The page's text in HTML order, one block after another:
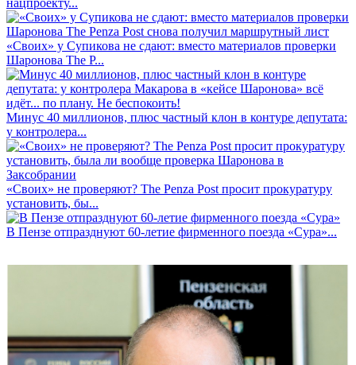
нацпроекту...
«Своих» у Супикова не сдают: вместо материалов проверки
Шаронова The P...
Минус 40 миллионов, плюс частный клон в контуре депутата:
у контролера...
«Своих» не проверяют? The Penza Post просит прокуратуру
установить, бы...
В Пензе отпразднуют 60-летие фирменного поезда «Сура»...